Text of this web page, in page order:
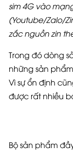
sim 4G vào
(Youtube/Zalo/
zắc nguồn zin
Trong đó dòng
những sản
Vì sự ổn định
được rất nhiều
Bộ sản phẩm